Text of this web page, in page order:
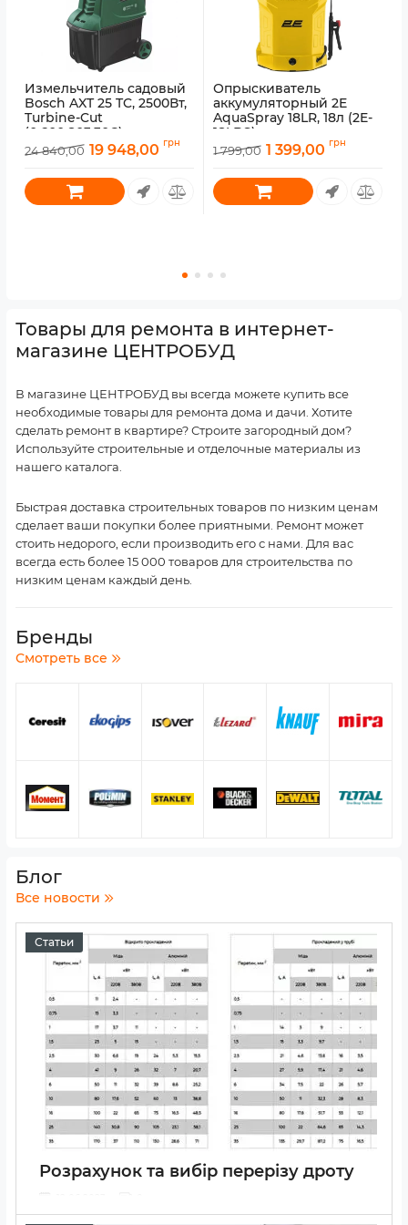
Измельчитель садовый
Bosch AXT 25 TC, 2500Вт,
Turbine-Cut
(0.600.803.30C)
Артикул: 0.600.803.30C
24 840,00 19 948,00 грн
Опрыскиватель
аккумуляторный 2E
AquaSpray 18LR, 18л (2E-
18LBS)
Артикул: 2E-18LBS
1 799,00 1 399,00 грн
Товары для ремонта в интернет-
магазине ЦЕНТРОБУД
В магазине ЦЕНТРОБУД вы всегда можете купить все
необходимые товары для ремонта дома и дачи. Хотите
сделать ремонт в квартире? Строите загородный дом?
Используйте строительные и отделочные материалы из
нашего каталога.
Быстрая доставка строительных товаров по низким ценам
сделает ваши покупки более приятными. Ремонт может
стоить недорого, если производить его с нами. Для вас
всегда есть более 15 000 товаров для строительства по
низким ценам каждый день.
Бренды
Смотреть все
Блог
Все новости
Статьи
Розрахунок та вибір перерізу дроту